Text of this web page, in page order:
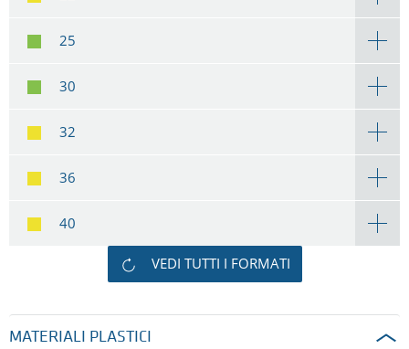
25
30
32
36
40
VEDI TUTTI I FORMATI
MATERIALI PLASTICI